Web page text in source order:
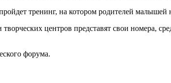
тренинг, на котором родителей малышей
центров представят свои номера,
форума.